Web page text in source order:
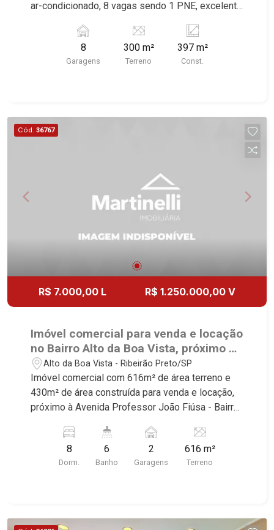
ar-condicionado, 8 vagas sendo 1 PNE, excelente
8
Garagens
300 m²
Terreno
397 m²
Const.
Cód. 36767
R$ 7.000,00 L R$ 1.250.000,00 V
Imóvel comercial para venda e locação
no Bairro Alto da Boa Vista, próximo à
Avenida Professor João Fiúsa -
Ribeirão Preto/SP.
Alto da Boa Vista - Ribeirão Preto/SP
Imóvel comercial com 616m² de área terreno e
430m² de área construída para venda e locação,
próximo à Avenida Professor João Fiúsa - Bairro
características deste imóvel que a Martinelli
Imobiliária selecionou para você: - 616m² de área
terreno e 430m² de área construída - Esquina -
gourmet com churrasqueira - Piscina - Quintal -
8
Dorm.
6
Banho
2
Garagens
616 m²
Terreno